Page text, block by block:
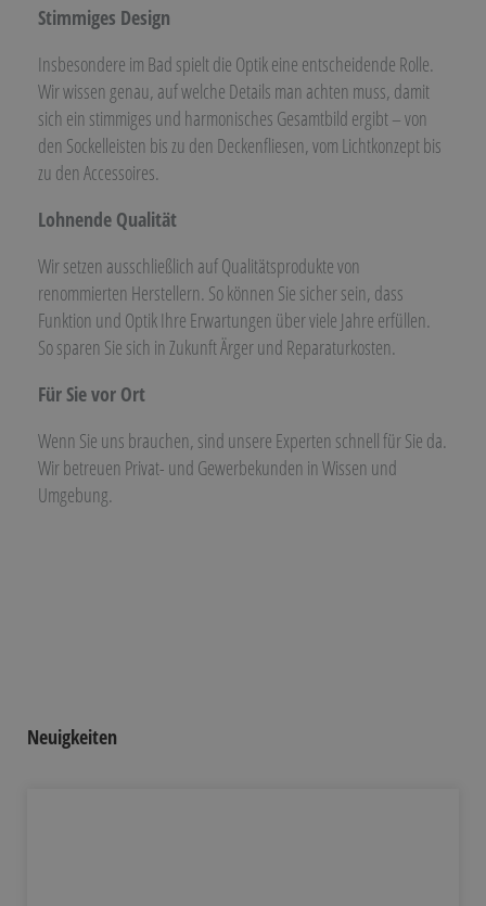
Stimmiges Design
Insbesondere im Bad spielt die Optik eine entscheidende Rolle.
Wir wissen genau, auf welche Details man achten muss, damit
sich ein stimmiges und harmonisches Gesamtbild ergibt – von
den Sockelleisten bis zu den Deckenfliesen, vom Lichtkonzept bis
zu den Accessoires.
Lohnende Qualität
Wir setzen ausschließlich auf Qualitätsprodukte von
renommierten Herstellern. So können Sie sicher sein, dass
Funktion und Optik Ihre Erwartungen über viele Jahre erfüllen.
So sparen Sie sich in Zukunft Ärger und Reparaturkosten.
Für Sie vor Ort
Wenn Sie uns brauchen, sind unsere Experten schnell für Sie da.
Wir betreuen Privat- und Gewerbekunden in Wissen und
Umgebung.
Neuigkeiten